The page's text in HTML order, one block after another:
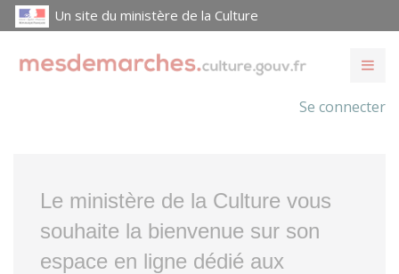
Un site du ministère de la Culture
Se connecter
Le ministère de la Culture vous
souhaite la bienvenue sur son
espace en ligne dédié aux